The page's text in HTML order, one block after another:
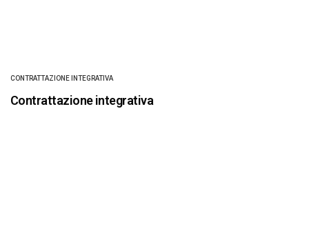
CONTRATTAZIONE INTEGRATIVA
Contrattazione integrativa